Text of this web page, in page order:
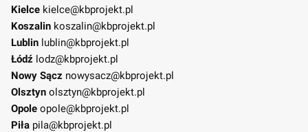
Kielce kielce@kbprojekt.pl
Koszalin koszalin@kbprojekt.pl
Lublin lublin@kbprojekt.pl
Łódź lodz@kbprojekt.pl
Nowy Sącz nowysacz@kbprojekt.pl
Olsztyn olsztyn@kbprojekt.pl
Opole opole@kbprojekt.pl
Piła pila@kbprojekt.pl